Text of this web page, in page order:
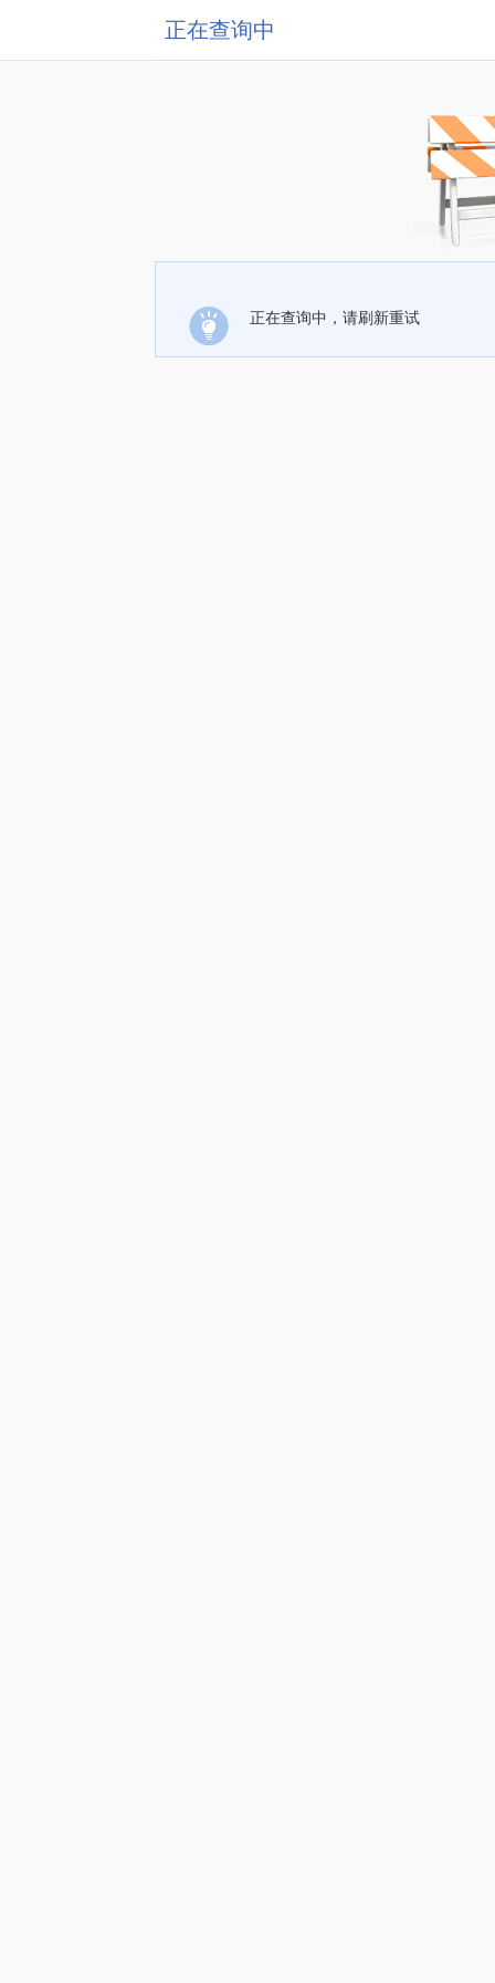
正在查询中
正在查询中，请刷新重试